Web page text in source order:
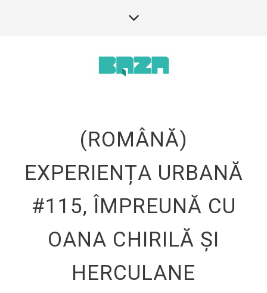
(ROMÂNĂ)
EXPERIENȚA URBANĂ
#115, ÎMPREUNĂ CU
OANA CHIRILĂ ȘI
HERCULANE